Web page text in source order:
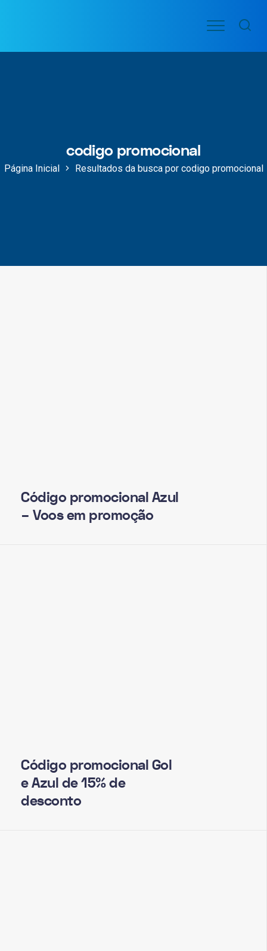
conteúdo
VOO
AÉREAS
Menu
codigo promocional
Página Inicial Resultados da busca por codigo promocional
Código promocional Azul
– Voos em promoção
Código promocional Gol
e Azul de 15% de
desconto